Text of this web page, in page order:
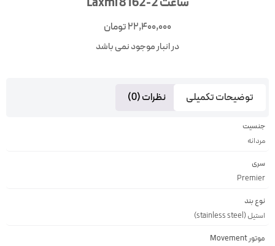
22,400,000تومان
در انبار موجود نمی باشد
توضیحات تکمیلی نظرات (0)
جنسیت
مردانه
سری
Premier
نوع بند
استیل (stainless steel)
موتور Movement